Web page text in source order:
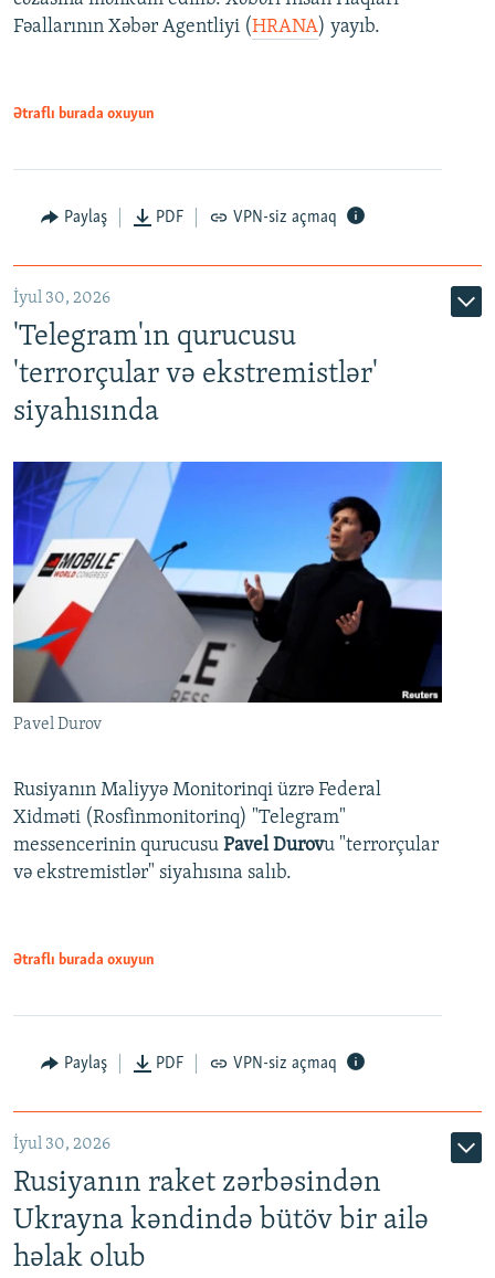
Fəallarının Xəbər Agentliyi (HRANA) yayıb.
Ətraflı burada oxuyun
Paylaş PDF VPN-siz açmaq
İyul 30, 2026
'Telegram'ın qurucusu
'terrorçular və ekstremistlər'
siyahısında
Pavel Durov
Rusiyanın Maliyyə Monitorinqi üzrə Federal
Xidməti (Rosfinmonitorinq) "Telegram"
messencerinin qurucusu Pavel Durovu "terrorçular
və ekstremistlər" siyahısına salıb.
Ətraflı burada oxuyun
Paylaş PDF VPN-siz açmaq
İyul 30, 2026
Rusiyanın raket zərbəsindən
Ukrayna kəndində bütöv bir ailə
həlak olub